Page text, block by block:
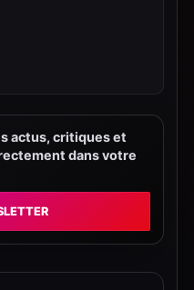
actus, critiques et
dans votre